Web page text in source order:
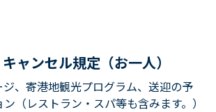
ャンセル規定（お一人）
ジ、寄港地観光プログラム、送迎の予
（レストラン・スパ等も含みます。）